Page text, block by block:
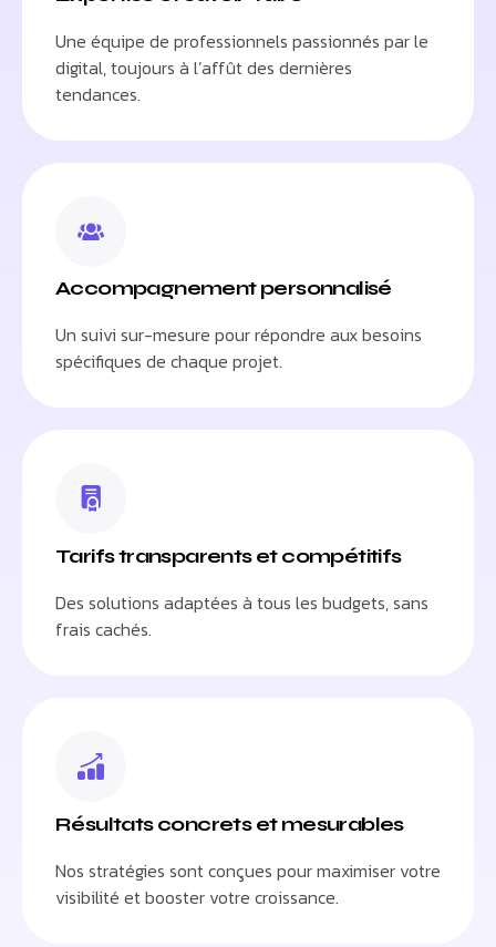
Une équipe de professionnels passionnés par le
digital, toujours à l’affût des dernières
tendances.
Accompagnement personnalisé
Un suivi sur-mesure pour répondre aux besoins
spécifiques de chaque projet.
Tarifs transparents et compétitifs
Des solutions adaptées à tous les budgets, sans
frais cachés.
Résultats concrets et mesurables
Nos stratégies sont conçues pour maximiser votre
visibilité et booster votre croissance.